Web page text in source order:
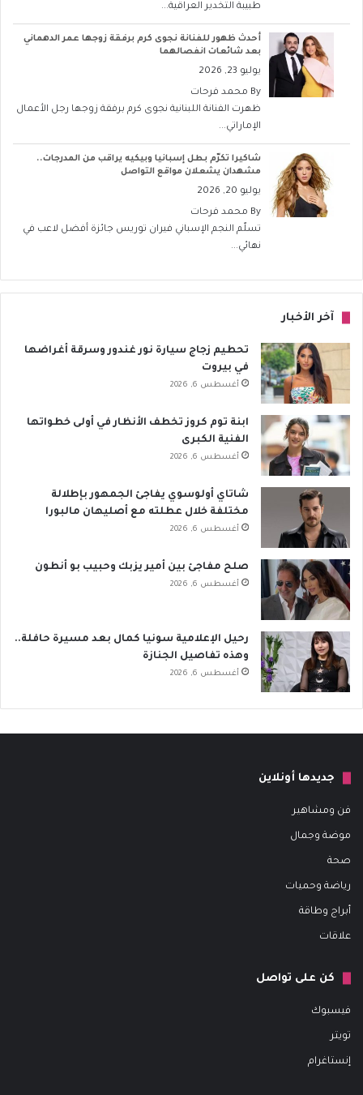
طبيبة التخدير العراقية...
أحدث ظهور للفنانة نجوى كرم برفقة زوجها عمر الدهماني
بعد شائعات انفصالهما
يوليو 23, 2026
By محمد فرحات
ظهرت الفنانة اللبنانية نجوى كرم برفقة زوجها رجل الأعمال
الإماراتي...
شاكيرا تكرّم بطل إسبانيا وبيكيه يراقب من المدرجات..
مشهدان يشعلان مواقع التواصل
يوليو 20, 2026
By محمد فرحات
تسلّم النجم الإسباني فيران توريس جائزة أفضل لاعب في
نهائي...
آخر الأخبار
تحطيم زجاج سيارة نور غندور وسرقة أغراضها
في بيروت
أغسطس 6, 2026
ابنة توم كروز تخطف الأنظار في أولى خطواتها
الفنية الكبرى
أغسطس 6, 2026
شاتاي أولوسوي يفاجئ الجمهور بإطلالة
مختلفة خلال عطلته مع أصليهان مالبورا
أغسطس 6, 2026
صلح مفاجئ بين أمير يزبك وحبيب بو أنطون
أغسطس 6, 2026
رحيل الإعلامية سونيا كمال بعد مسيرة حافلة..
وهذه تفاصيل الجنازة
أغسطس 6, 2026
جديدها أونلاين
فن ومشاهير
موضة وجمال
صحة
رياضة وحميات
أبراج وطاقة
علاقات
كن على تواصل
فيسبوك
تويتر
إنستاغرام